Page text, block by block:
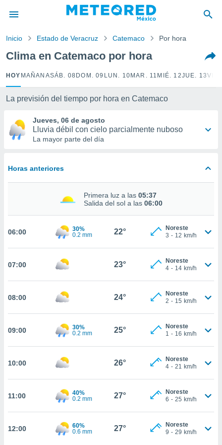
ha sido
la
que se
calidad.
las
la
ya sean
nuestros
como
CONFIGURACIÓN
Inicio Estado de Veracruz Catemaco Por hora
Clima en Catemaco por hora
HOY MAÑANASÁB. 08 DOM. 09 LUN. 10 MAR. 11 MIÉ. 12JUE. 13VIE.
La previsión del tiempo por hora en Catemaco
Jueves, 06 de agosto
Lluvia débil con cielo parcialmente nuboso
La mayor parte del día
Horas anteriores
Primera luz a las 05:37
Salida del sol a las 06:00
06:00
30%
0.2 mm
22°
Noreste
3 - 12 km/h
07:00 23°
Noreste
4 - 14 km/h
08:00 24°
Noreste
2 - 15 km/h
09:00
30%
0.2 mm
25°
Noreste
1 - 16 km/h
10:00 26°
Noreste
4 - 21 km/h
11:00
40%
0.2 mm
27°
Noreste
6 - 25 km/h
12:00
60%
0.6 mm
27°
Noreste
9 - 29 km/h